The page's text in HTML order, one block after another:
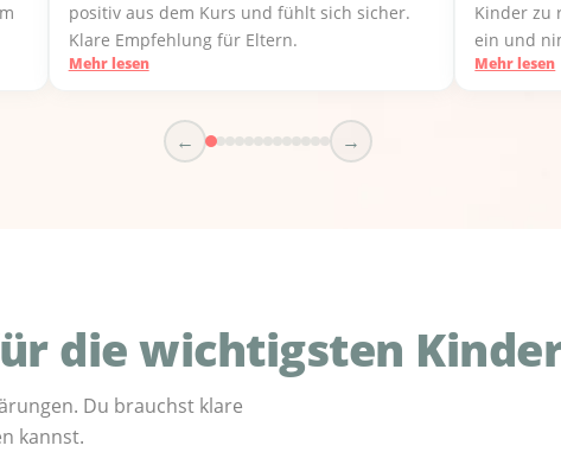
positiv aus dem Kurs und fühlt sich sicher.
Klare Empfehlung für Eltern.
Mehr lesen
Kinder zu
ein und
für offene
Mehr lesen
← →
die wichtigsten
Du brauchst klare
kannst.